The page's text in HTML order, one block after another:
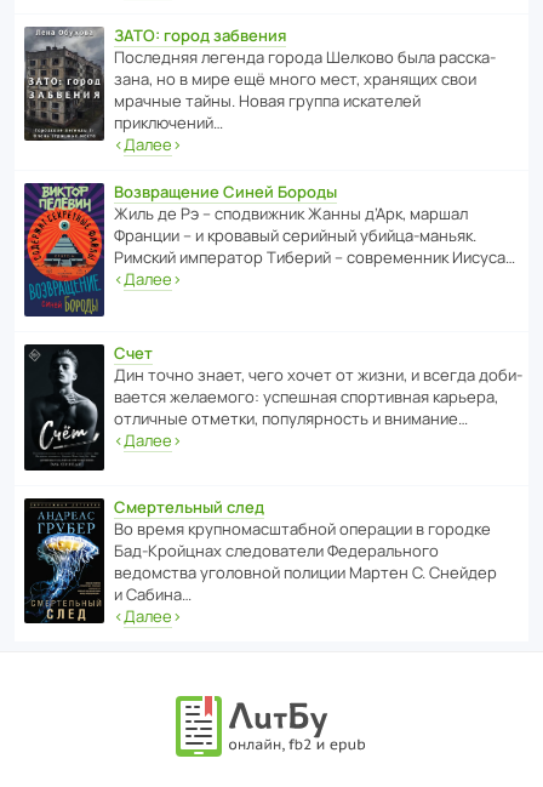
ЗАТО: город забвения
После­дняя легенда города Шелково была расска­
зана, но в мире ещё много мест, хранящих свои
мрачные тайны. Новая группа иска­телей
приключений…
‹Далее›
Возвращение Синей Бороды
Жиль де Рэ – спод­ви­жник Жанны д’Арк, маршал
Франции – и кровавый серийный убийца-маньяк.
Римский импе­ратор Тиберий – совре­менник Иисуса…
‹Далее›
Счет
Дин точно знает, чего хочет от жизни, и всегда доби­
ва­ется жела­е­мого: успе­шная спор­ти­вная карьера,
отли­чные отметки, попу­ля­р­ность и внимание…
‹Далее›
Смертельный след
Во время круп­но­мас­ш­та­бной операции в городке
Бад‑Крой­цнах следо­ва­тели Феде­раль­ного
ведомства уголо­вной полиции Мартен С. Снейдер
и Сабина…
‹Далее›